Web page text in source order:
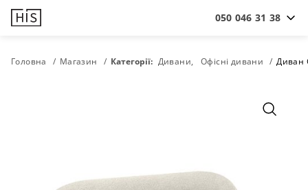
050 046 31 38
Головна Магазин Категорії: Дивани Офісні дивани Диван